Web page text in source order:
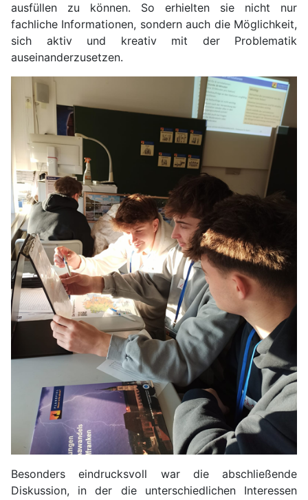
ausfüllen zu können. So erhielten sie nicht nur
fachliche Informationen, sondern auch die Möglichkeit,
sich aktiv und kreativ mit der Problematik
auseinanderzusetzen.
Besonders eindrucksvoll war die abschließende
Diskussion, in der die unterschiedlichen Interessen